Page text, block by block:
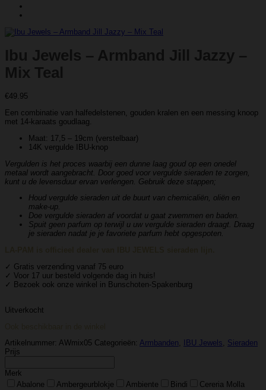
Ibu Jewels – Armband Jill Jazzy –
Mix Teal
€49.95
Een combinatie van halfedelstenen, gouden kralen en een messing knoop
met 14-karaats goudlaag.
Maat: 17,5 – 19cm (verstelbaar)
14K vergulde IBU-knop
Vergulden is het proces waarbij een dunne laag goud op een onedel
metaal wordt aangebracht. Door goed voor vergulde sieraden te zorgen,
kunt u de levensduur ervan verlengen. Gebruik deze stappen;
Houd vergulde sieraden uit de buurt van chemicaliën, oliën en
make-up.
Doe vergulde sieraden af ​​voordat u gaat zwemmen en baden.
Spuit geen parfum op terwijl u uw vergulde sieraden draagt. Draag
je sieraden nadat je je favoriete parfum hebt opgespoten.
✓ Gratis verzending vanaf 75 euro
✓ Voor 17 uur besteld volgende dag in huis!
✓ Bezoek ook onze winkel in Bunschoten-Spakenburg
Uitverkocht
Artikelnummer: AWmix05 Categorieën: Armbanden, IBU Jewels, Sieraden
Prijs
Merk
Abalone
Ambergeurblokje Ambiente Bindi
Cereria Molla